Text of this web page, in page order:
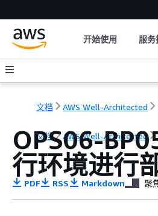
开始使用 服务
文档 AWS Well-Architected
文档 AWS Well-Architected
OPS06-
行环境进行
PDF RSS Markdown 聚